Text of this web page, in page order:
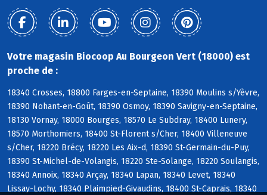
Votre magasin Biocoop Au Bourgeon Vert (18000) est
proche de :
18340 Crosses, 18800 Farges-en-Septaine, 18390 Moulins s/Yèvre,
18390 Nohant-en-Goût, 18390 Osmoy, 18390 Savigny-en-Septaine,
18130 Vornay, 18000 Bourges, 18570 Le Subdray, 18400 Lunery,
18570 Morthomiers, 18400 St-Florent s/Cher, 18400 Villeneuve
s/Cher, 18220 Brécy, 18220 Les Aix-d, 18390 St-Germain-du-Puy,
18390 St-Michel-de-Volangis, 18220 Ste-Solange, 18220 Soulangis,
18340 Annoix, 18340 Arçay, 18340 Lapan, 18340 Levet, 18340
Lissay-Lochy, 18340 Plaimpied-Givaudins, 18400 St-Caprais, 18340